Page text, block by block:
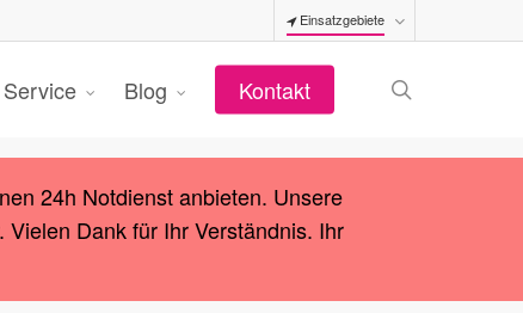
Einsatzgebiete
Service Blog Kontakt
24h Notdienst anbieten. Unsere
Dank für Ihr Verständnis. Ihr